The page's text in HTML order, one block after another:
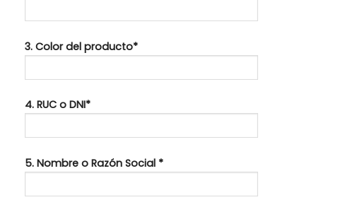
3. Color del producto*
4. RUC o DNI*
5. Nombre o Razón Social *